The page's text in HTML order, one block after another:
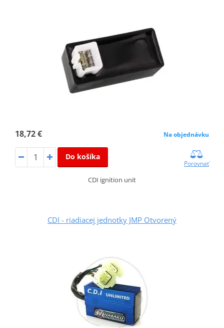
18,72 € Na objednávku
Do košíka
Porovnať
CDI ignition unit
CDI - riadiacej jednotky JMP Otvorený